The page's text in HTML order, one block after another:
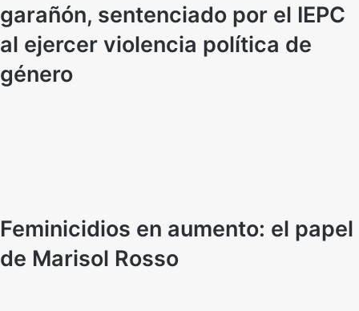
garañón, sentenciado por el IEPC
al ejercer violencia política de
género
Feminicidios en aumento: el papel
de Marisol Rosso